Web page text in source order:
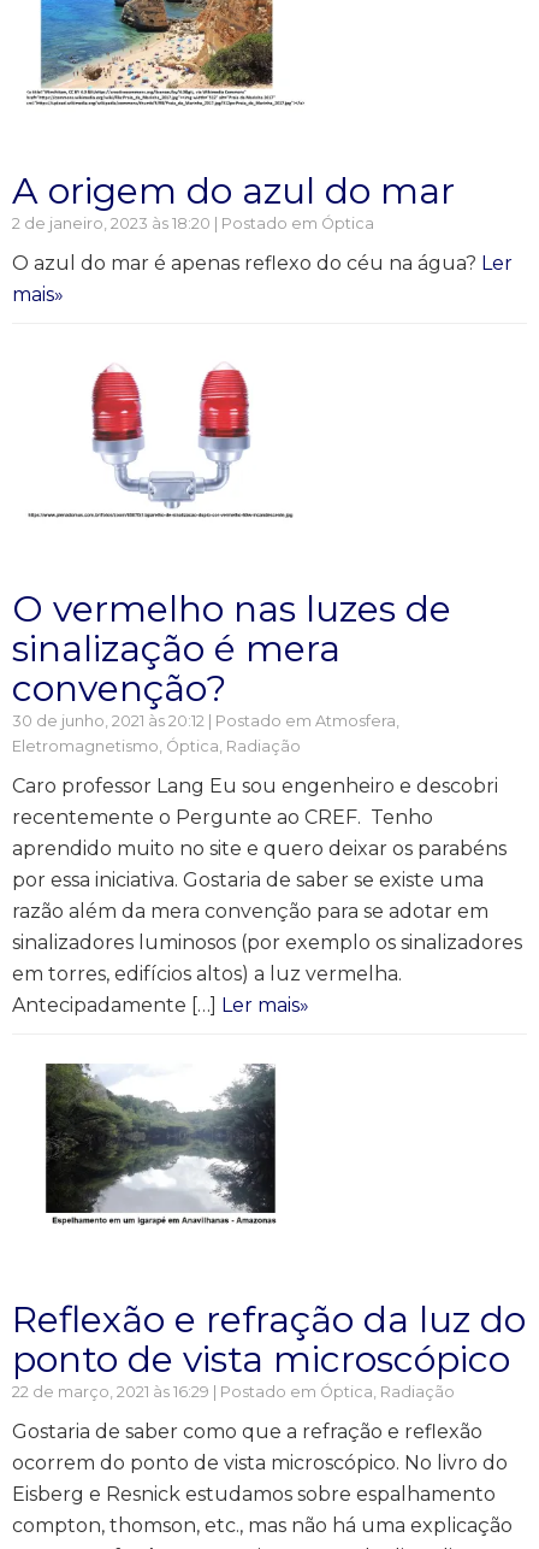
A origem do azul do mar
2 de janeiro, 2023 às 18:20 | Postado em Óptica
O azul do mar é apenas reflexo do céu na água? Ler
mais»
O vermelho nas luzes de
sinalização é mera
convenção?
30 de junho, 2021 às 20:12 | Postado em Atmosfera,
Eletromagnetismo, Óptica, Radiação
Caro professor Lang Eu sou engenheiro e descobri
recentemente o Pergunte ao CREF. Tenho
aprendido muito no site e quero deixar os parabéns
por essa iniciativa. Gostaria de saber se existe uma
razão além da mera convenção para se adotar em
sinalizadores luminosos (por exemplo os sinalizadores
em torres, edifícios altos) a luz vermelha.
Antecipadamente […] Ler mais»
Reflexão e refração da luz do
ponto de vista microscópico
22 de março, 2021 às 16:29 | Postado em Óptica, Radiação
Gostaria de saber como que a refração e reflexão
ocorrem do ponto de vista microscópico. No livro do
Eisberg e Resnick estudamos sobre espalhamento
compton, thomson, etc., mas não há uma explicação